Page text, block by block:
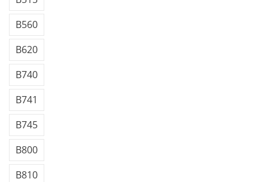
B560
B620
B740
B741
B745
B800
B810